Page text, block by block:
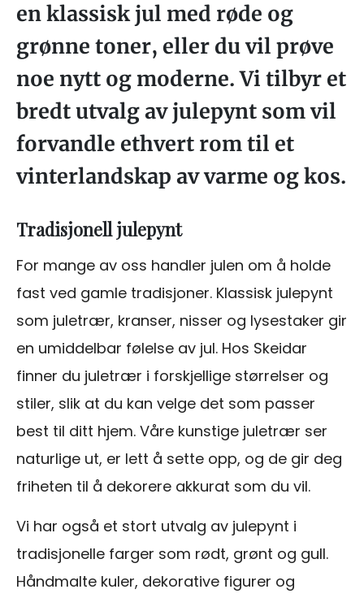
en klassisk jul med røde og
grønne toner, eller du vil prøve
noe nytt og moderne. Vi tilbyr et
bredt utvalg av julepynt som vil
forvandle ethvert rom til et
vinterlandskap av varme og kos.
Tradisjonell julepynt
For mange av oss handler julen om å holde
fast ved gamle tradisjoner. Klassisk julepynt
som juletrær, kranser, nisser og lysestaker gir
en umiddelbar følelse av jul. Hos Skeidar
finner du juletrær i forskjellige størrelser og
stiler, slik at du kan velge det som passer
best til ditt hjem. Våre kunstige juletrær ser
naturlige ut, er lett å sette opp, og de gir deg
friheten til å dekorere akkurat som du vil.
Vi har også et stort utvalg av julepynt i
tradisjonelle farger som rødt, grønt og gull.
Håndmalte kuler, dekorative figurer og